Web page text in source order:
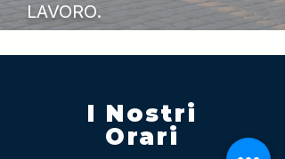
LAVORO.
I Nostri
Orari